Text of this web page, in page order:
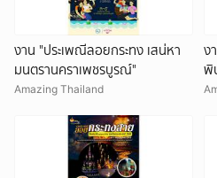
งาน "ประเพณีลอยกระทง เสน่หา
มนตรานคราเพชรบูรณ์"
Amazing Thailand
ง
พิ